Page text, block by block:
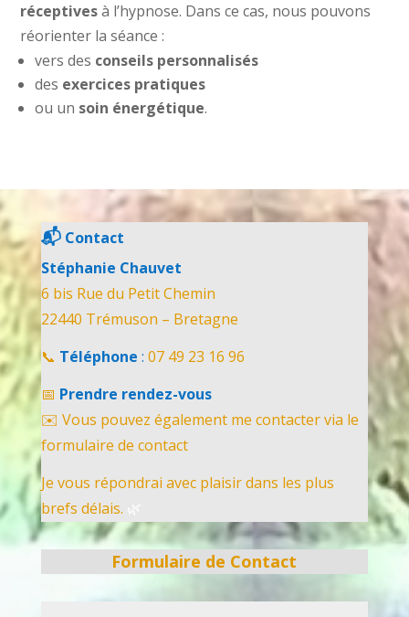
réceptivesà l’hypnose. Dans ce cas, nous pouvons
réorienter la séance :
vers des conseils personnalisés
des exercices pratiques
ou un soin énergétique.
📬Contact
Stéphanie Chauvet
6 bis Rue du Petit Chemin
22440 Trémuson – Bretagne
📞 Téléphone : 07 49 23 16 96
📅 Prendre rendez-vous
✉️ Vous pouvez également me contacter via le
formulaire de contact
Je vous répondrai avec plaisir dans les plus
brefs délais.
Formulaire de Contact